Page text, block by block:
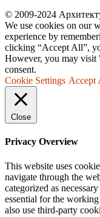
© 2009-2024
We use cookies on our
experience by
clicking “Accept All”,
However, you may visit
consent.
Cookie Settings Accept
Close
Privacy Overview
This website uses
navigate through the
categorized as
essential for the
also use third-party